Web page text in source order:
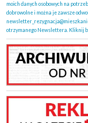
moich danych osobowych na
dobrowolne i można je zawsze
otrzymanego Newslettera. Kliknij